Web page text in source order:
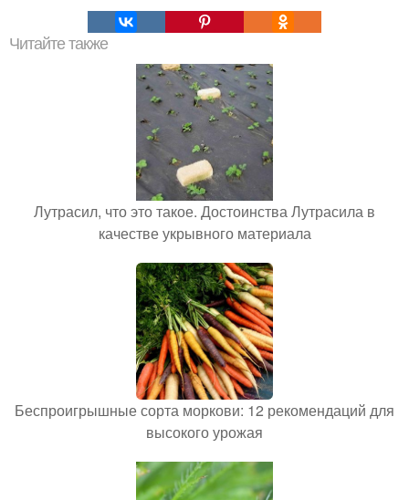
Читайте также
Лутрасил, что это такое. Достоинства Лутрасила в
качестве укрывного материала
Беспроигрышные сорта моркови: 12 рекомендаций для
высокого урожая